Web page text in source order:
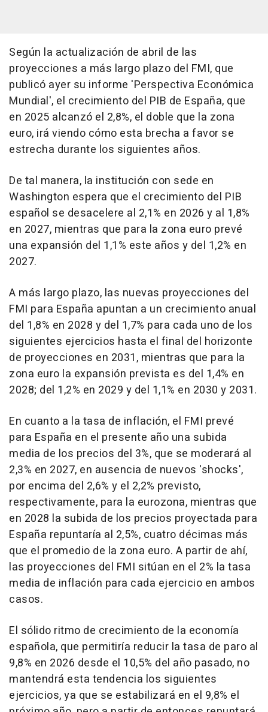
Según la actualización de abril de las
proyecciones a más largo plazo del FMI, que
publicó ayer su informe 'Perspectiva Económica
Mundial', el crecimiento del PIB de España, que
en 2025 alcanzó el 2,8%, el doble que la zona
euro, irá viendo cómo esta brecha a favor se
estrecha durante los siguientes años.
De tal manera, la institución con sede en
Washington espera que el crecimiento del PIB
español se desacelere al 2,1% en 2026 y al 1,8%
en 2027, mientras que para la zona euro prevé
una expansión del 1,1% este años y del 1,2% en
2027.
A más largo plazo, las nuevas proyecciones del
FMI para España apuntan a un crecimiento anual
del 1,8% en 2028 y del 1,7% para cada uno de los
siguientes ejercicios hasta el final del horizonte
de proyecciones en 2031, mientras que para la
zona euro la expansión prevista es del 1,4% en
2028; del 1,2% en 2029 y del 1,1% en 2030 y 2031.
En cuanto a la tasa de inflación, el FMI prevé
para España en el presente año una subida
media de los precios del 3%, que se moderará al
2,3% en 2027, en ausencia de nuevos 'shocks',
por encima del 2,6% y el 2,2% previsto,
respectivamente, para la eurozona, mientras que
en 2028 la subida de los precios proyectada para
España repuntaría al 2,5%, cuatro décimas más
que el promedio de la zona euro. A partir de ahí,
las proyecciones del FMI sitúan en el 2% la tasa
media de inflación para cada ejercicio en ambos
casos.
El sólido ritmo de crecimiento de la economía
española, que permitiría reducir la tasa de paro al
9,8% en 2026 desde el 10,5% del año pasado, no
mantendrá esta tendencia los siguientes
ejercicios, ya que se estabilizará en el 9,8% el